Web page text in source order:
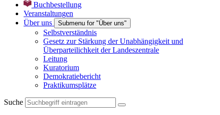
Buchbestellung
Veranstaltungen
Über uns
Submenu for "Über uns"
Selbstverständnis
Gesetz zur Stärkung der Unabhängigkeit und
Überparteilichkeit der Landeszentrale
Leitung
Kuratorium
Demokratiebericht
Praktikumsplätze
Suche